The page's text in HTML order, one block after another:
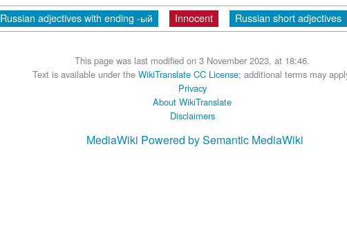
Russian adjectives with ending -ый Innocent Russian short adjectives
This page was last modified on 3 November 2023, at 18:46.
Text is available under the WikiTranslate CC License; additional terms may
Privacy
About WikiTranslate
Disclaimers
MediaWiki Powered by Semantic MediaWiki